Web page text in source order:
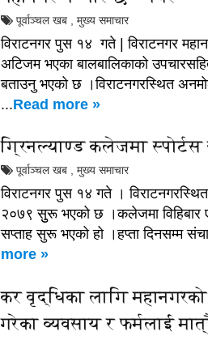
पूर्वाञ्चल खब मुख्य समाचार
विराटनगर पुस १४ गते | विराटनगर
अटिजम भएका बालबालिकाको
बताउनु भएको छ ।विराटनगरस्थित
...Read more »
ग्रिनल्याण्ड कलेजमा
पूर्वाञ्चल खब मुख्य समाचार
विराटनगर पुस १४ गते ।
२०७९ सुुरू भएको छ ।कलेजमा विहिबार
सप्ताह सुरू भएको हो ।हप्ता दिनसम्म
more »
कर वृद्धिका लागि महानगरको
गरेका व्यवसाय र फर्मलाई